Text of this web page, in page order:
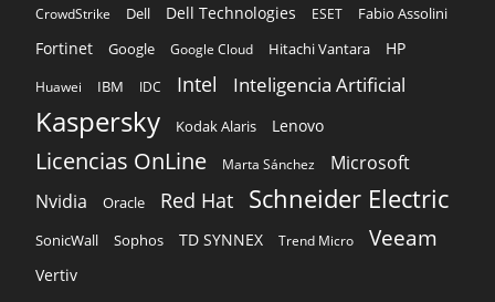
CrowdStrike
Dell Dell Technologies ESET Fabio Assolini
Fortinet Google Google Cloud Hitachi Vantara HP
Huawei IBM IDC Intel Inteligencia Artificial
Kaspersky Kodak Alaris Lenovo
Licencias OnLine Marta Sánchez
Microsoft
Nvidia
Oracle Red Hat Schneider Electric
SonicWall Sophos TD SYNNEX Trend Micro Veeam
Vertiv